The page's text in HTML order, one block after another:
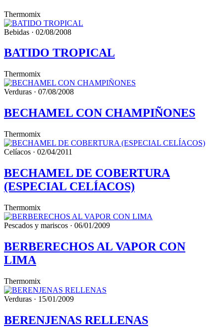
Thermomix
Bebidas · 02/08/2008
BATIDO TROPICAL
Thermomix
Verduras · 07/08/2008
BECHAMEL CON CHAMPIÑONES
Thermomix
Celíacos · 02/04/2011
BECHAMEL DE COBERTURA
(ESPECIAL CELÍACOS)
Thermomix
Pescados y mariscos · 06/01/2009
BERBERECHOS AL VAPOR CON
LIMA
Thermomix
Verduras · 15/01/2009
BERENJENAS RELLENAS